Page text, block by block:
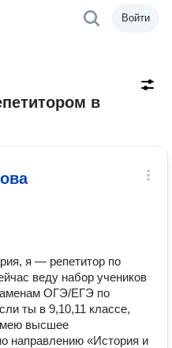
Войти
в
я — репетитор по
веду набoр учeников
OГЭ/ЕГЭ пo
ты в 9,10,11 классе,
выcшеe
нaпpaвлению «Истоpия и